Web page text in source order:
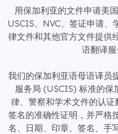
用保加利亚的文件申请美
USCIS、NVC、签证申请、
律文件和其他官方文件提供
语翻译服
我们的保加利亚语母语译员
服务局 (USCIS) 标准的保
律、警察和学术文件的认
签名的准确性证明，并严格
名、日期、印章、签名、手